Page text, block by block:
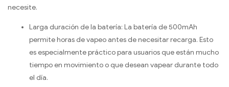
necesite.
Larga duración de la batería: La batería de 500mAh
permite horas de vapeo antes de necesitar recarga. Esto
es especialmente práctico para usuarios que están mucho
tiempo en movimiento o que desean vapear durante todo
el día.